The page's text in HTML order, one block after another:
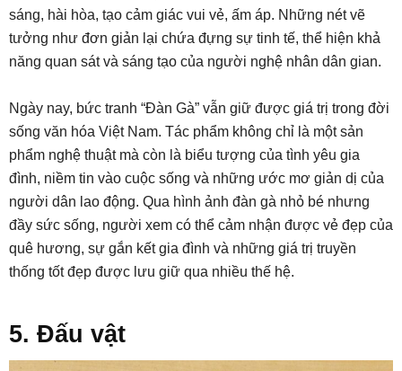
sáng, hài hòa, tạo cảm giác vui vẻ, ấm áp. Những nét vẽ
tưởng như đơn giản lại chứa đựng sự tinh tế, thể hiện khả
năng quan sát và sáng tạo của người nghệ nhân dân gian.
Ngày nay, bức tranh “Đàn Gà” vẫn giữ được giá trị trong đời
sống văn hóa Việt Nam. Tác phẩm không chỉ là một sản
phẩm nghệ thuật mà còn là biểu tượng của tình yêu gia
đình, niềm tin vào cuộc sống và những ước mơ giản dị của
người dân lao động. Qua hình ảnh đàn gà nhỏ bé nhưng
đầy sức sống, người xem có thể cảm nhận được vẻ đẹp của
quê hương, sự gắn kết gia đình và những giá trị truyền
thống tốt đẹp được lưu giữ qua nhiều thế hệ.
5. Đấu vật